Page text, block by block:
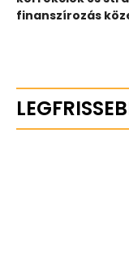
finanszírozás